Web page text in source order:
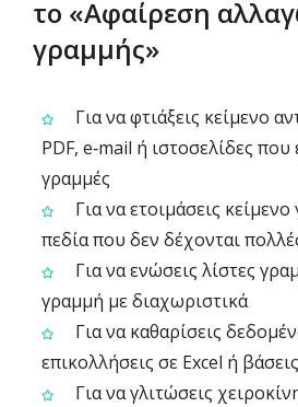
το «Αφαίρεση
γραμμής»
Για να φτιάξεις κείμενο
PDF, e‑mail ή ιστοσελίδες που
γραμμές
Για να ετοιμάσεις
πεδία που δεν δέχονται
Για να ενώσεις λίστες
γραμμή με διαχωριστικά
Για να καθαρίσεις
επικολλήσεις σε Excel ή
Για να γλιτώσεις